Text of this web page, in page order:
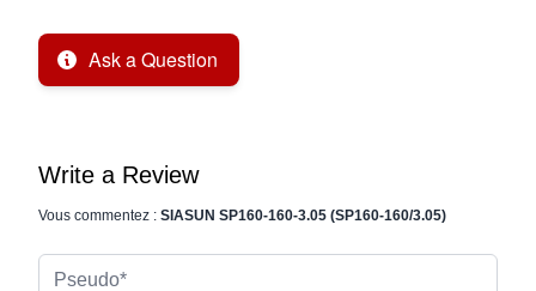
Ask a Question
Write a Review
Vous commentez : SIASUN SP160-160-3.05 (SP160-160/3.05)